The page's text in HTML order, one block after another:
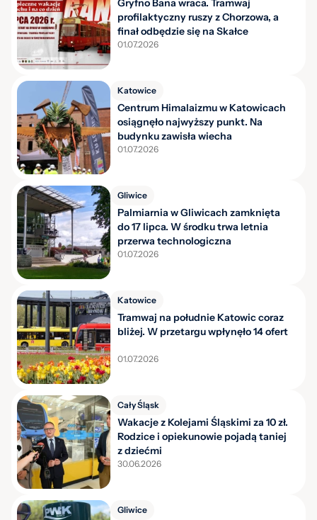
Gryfno Bana wraca. Tramwaj
profilaktyczny ruszy z Chorzowa, a
finał odbędzie się na Skałce
01.07.2026
Katowice
Centrum Himalaizmu w Katowicach
osiągnęło najwyższy punkt. Na
budynku zawisła wiecha
01.07.2026
Gliwice
Palmiarnia w Gliwicach zamknięta
do 17 lipca. W środku trwa letnia
przerwa technologiczna
01.07.2026
Katowice
Tramwaj na południe Katowic coraz
bliżej. W przetargu wpłynęło 14 ofert
01.07.2026
Cały Śląsk
Wakacje z Kolejami Śląskimi za 10 zł.
Rodzice i opiekunowie pojadą taniej
z dziećmi
30.06.2026
Gliwice